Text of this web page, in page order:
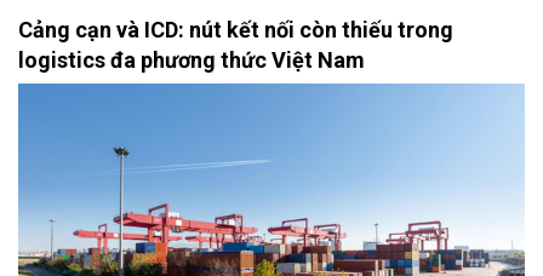
Cảng cạn và ICD: nút kết nối còn thiếu trong
logistics đa phương thức Việt Nam